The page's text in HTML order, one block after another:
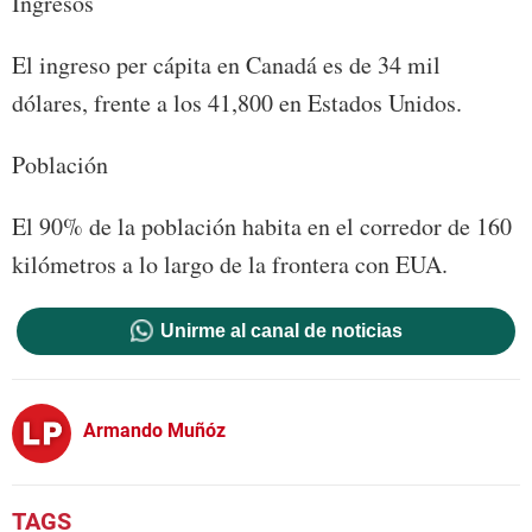
El ingreso per cápita en Canadá es de 34 mil
dólares, frente a los 41,800 en Estados Unidos.
Población
El 90% de la población habita en el corredor de 160
kilómetros a lo largo de la frontera con EUA.
Unirme al canal de noticias
Armando Muñóz